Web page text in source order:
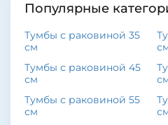
Популярные
Тумбы с раковиной 35
см
Тумбы с раковиной 45
см
Тумбы с раковиной 55
см